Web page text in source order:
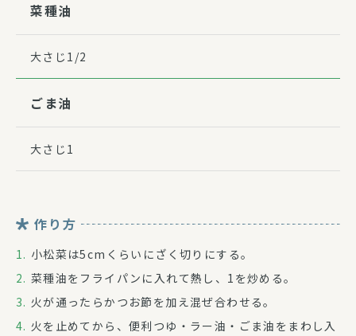
菜種油
大さじ1/2
ごま油
大さじ1
作り方
小松菜は5cmくらいにざく切りにする。
菜種油をフライパンに入れて熱し、1を炒める。
火が通ったらかつお節を加え混ぜ合わせる。
火を止めてから、便利つゆ・ラー油・ごま油をまわし入